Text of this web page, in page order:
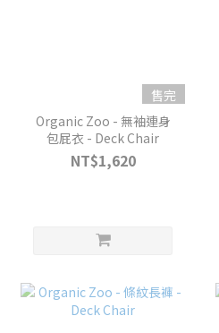
售完
Organic Zoo - 無袖連身
包屁衣 - Deck Chair
NT$1,620